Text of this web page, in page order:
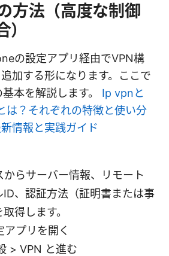
方法（高度な制御
の設定アプリ経由でVPN構
加する形になります。ここで
本を解説します。 Ip vpnと
は？それぞれの特徴と使い分
情報と実践ガイド
からサーバー情報、リモート
ID、認証方法（証明書または事
得します。
アプリを開く
> VPN と進む